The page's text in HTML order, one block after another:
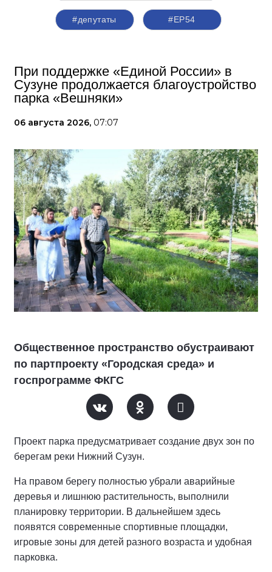
#депутаты #ЕР54
При поддержке «Единой России» в
Сузуне продолжается благоустройство
парка «Вешняки»
06 августа 2026, 07:07
Общественное пространство обустраивают
по партпроекту «Городская среда» и
госпрограмме ФКГС
Проект парка предусматривает создание двух зон по
берегам реки Нижний Сузун.
На правом берегу полностью убрали аварийные
деревья и лишнюю растительность, выполнили
планировку территории. В дальнейшем здесь
появятся современные спортивные площадки,
игровые зоны для детей разного возраста и удобная
парковка.